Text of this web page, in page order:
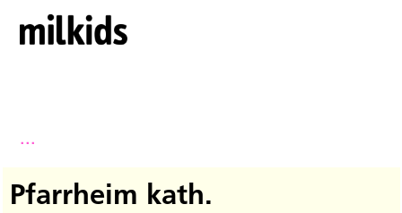
...
Pfarrheim kath.